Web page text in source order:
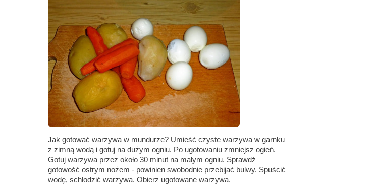
Jak gotować warzywa w mundurze? Umieść czyste warzywa w garnku
z zimną wodą i gotuj na dużym ogniu. Po ugotowaniu zmniejsz ogień.
Gotuj warzywa przez około 30 minut na małym ogniu. Sprawdź
gotowość ostrym nożem - powinien swobodnie przebijać bulwy. Spuścić
wodę, schłodzić warzywa. Obierz ugotowane warzywa.